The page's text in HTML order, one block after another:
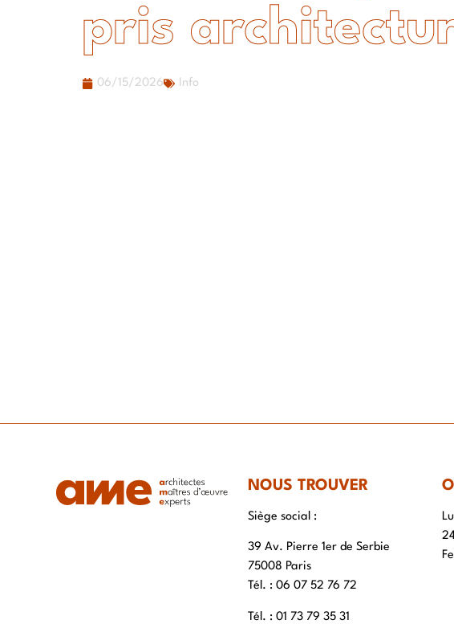
pris
06/15/2026 Info
NOUS TROUVER
Siège social :
39 Av. Pierre 1er de Serbie
75008 Paris
Tél. : ‭06 07 52 76 72
Tél. : 01 73 79 35 31